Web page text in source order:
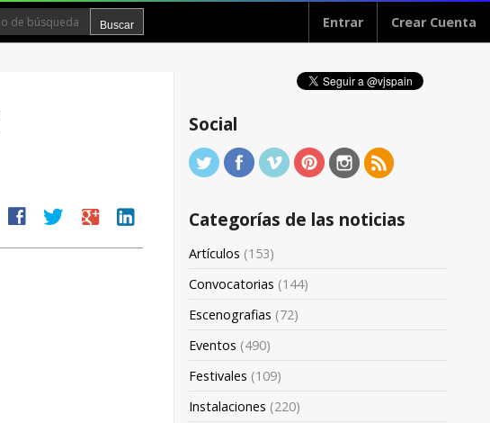
Entrar Crear Cuenta
facebook twitter google linkedin
Social
Categorías de las noticias
Artículos (153)
Convocatorias (144)
Escenografias (72)
Eventos (490)
Festivales (109)
Instalaciones (220)